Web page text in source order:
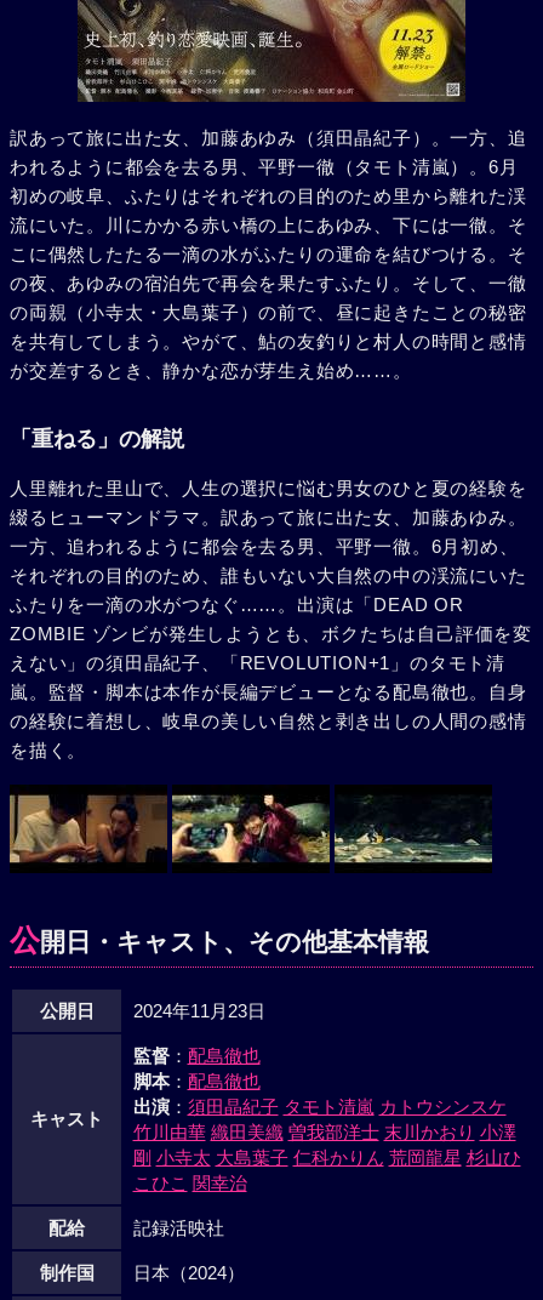
訳あって旅に出た女、加藤あゆみ（須田晶紀子）。一方、追
われるように都会を去る男、平野一徹（タモト清嵐）。6月
初めの岐阜、ふたりはそれぞれの目的のため里から離れた渓
流にいた。川にかかる赤い橋の上にあゆみ、下には一徹。そ
こに偶然したたる一滴の水がふたりの運命を結びつける。そ
の夜、あゆみの宿泊先で再会を果たすふたり。そして、一徹
の両親（小寺太・大島葉子）の前で、昼に起きたことの秘密
を共有してしまう。やがて、鮎の友釣りと村人の時間と感情
が交差するとき、静かな恋が芽生え始め……。
「重ねる」の解説
人里離れた里山で、人生の選択に悩む男女のひと夏の経験を
綴るヒューマンドラマ。訳あって旅に出た女、加藤あゆみ。
一方、追われるように都会を去る男、平野一徹。6月初め、
それぞれの目的のため、誰もいない大自然の中の渓流にいた
ふたりを一滴の水がつなぐ……。出演は「DEAD OR
ZOMBIE ゾンビが発生しようとも、ボクたちは自己評価を変
えない」の須田晶紀子、「REVOLUTION+1」のタモト清
嵐。監督・脚本は本作が長編デビューとなる配島徹也。自身
の経験に着想し、岐阜の美しい自然と剥き出しの人間の感情
を描く。
公開日・キャスト、その他基本情報
公開日 2024年11月23日
キャスト
監督： 配島徹也
脚本： 配島徹也
出演： 須田晶紀子 タモト清嵐 カトウシンスケ
竹川由華 織田美織 曽我部洋士 末川かおり 小澤
剛 小寺太 大島葉子 仁科かりん 荒岡龍星 杉山ひ
こひこ 関幸治
配給 記録活映社
制作国 日本（2024）